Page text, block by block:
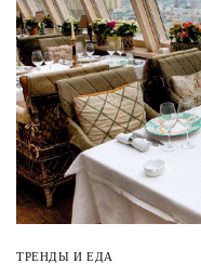
ТРЕНДЫ И ЕДА